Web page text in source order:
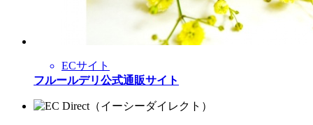
ECサイト
フルールデリ公式通販サイト